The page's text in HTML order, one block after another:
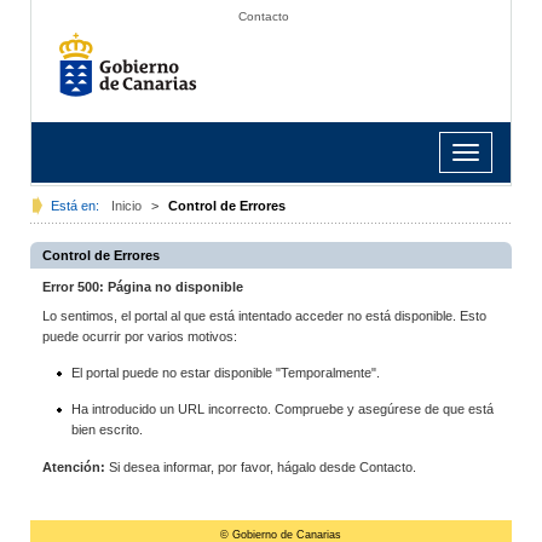
Contacto
Toggle
navigation
Está en: Inicio > Control de Errores
Control de Errores
Error 500: Página no disponible
Lo sentimos, el portal al que está intentado acceder no está disponible. Esto
puede ocurrir por varios motivos:
El portal puede no estar disponible "Temporalmente".
Ha introducido un URL incorrecto. Compruebe y asegúrese de que está
bien escrito.
Atención: Si desea informar, por favor, hágalo desde Contacto.
© Gobierno de Canarias